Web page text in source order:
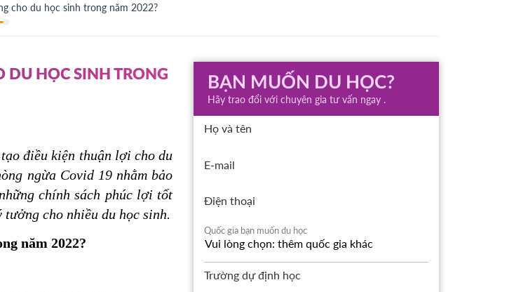
cho du học sinh trong năm 2022?
HỌC SINH TRONG
điều kiện thuận lợi cho du
ngừa Covid 19 nhằm bảo
chính sách phúc lợi tốt
cho nhiều du học sinh.
năm 2022?
BẠN MUỐN DU HỌC?
Hãy trao đổi với chuyên gia tư vấn ngay .
Họ và tên
E-mail
Điện thoại
Quốc gia bạn muốn du học
Trường dự định học